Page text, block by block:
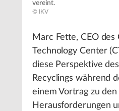
vereint.
© IKV
Marc Fette, CEO des
Technology Center
diese Perspektive
Recyclings während
einem Vortrag zu den
Herausforderungen